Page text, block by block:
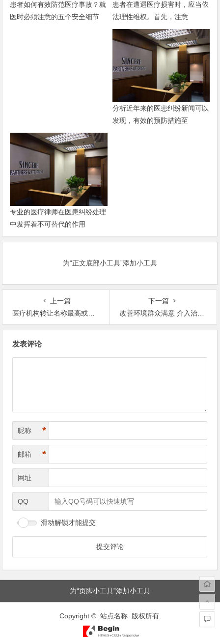
患者如何有效防范医疗事故？就
医时必须注意的五个安全细节
患者在遭遇医疗损害时，应当依
法理性维权。首先，注意
分析近年来的医患纠纷新闻可以
发现，有效的预防措施至
专业的医疗律师在医患纠纷处理
中发挥着不可替代的作用
为“正文底部小工具”添加小工具
上一篇
医疗机构转让名称最高或罚10万元__深圳医疗事故律师网
下一篇
改善环境群众满意 介入治疗患者受益__深圳医疗事故律师网
发表评论
昵称 *
邮箱 *
网址
QQ
滑动解锁才能提交
为“页脚小工具”添加小工具
Copyright © 站点名称 版权所有.